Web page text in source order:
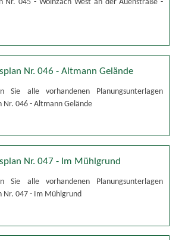
Nr. 045 - Wolnzach West an der Auenstraße -
Nr. 046 - Altmann Gelände
Sie alle vorhandenen Planungsunterlagen
Nr. 046 - Altmann Gelände
Nr. 047 - Im Mühlgrund
Sie alle vorhandenen Planungsunterlagen
Nr. 047 - Im Mühlgrund